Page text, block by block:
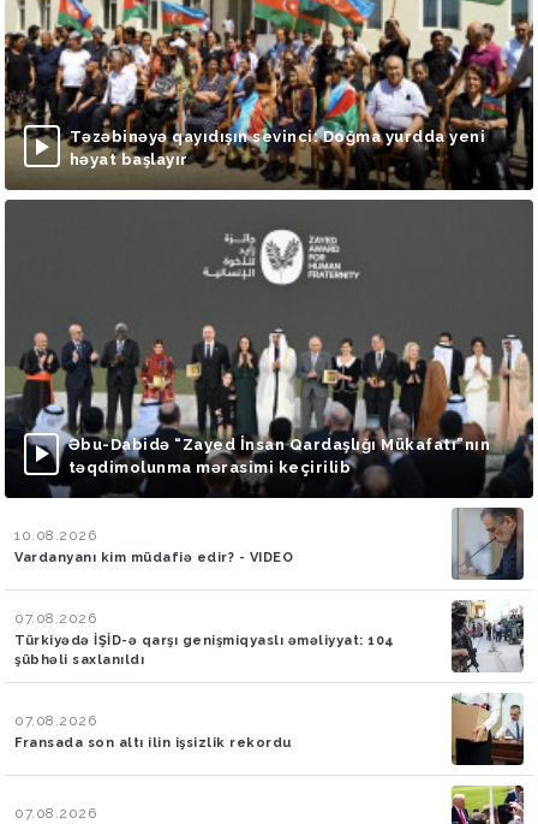
Təzəbinəyə qayıdışın sevinci: Doğma yurdda yeni
həyat başlayır
Əbu-Dabidə “Zayed İnsan Qardaşlığı Mükafatı”nın
təqdimolunma mərasimi keçirilib
10.08.2026
Vardanyanı kim müdafiə edir? - VIDEO
07.08.2026
Türkiyədə İŞİD-ə qarşı genişmiqyaslı əməliyyat: 104
şübhəli saxlanıldı
07.08.2026
Fransada son altı ilin işsizlik rekordu
07.08.2026